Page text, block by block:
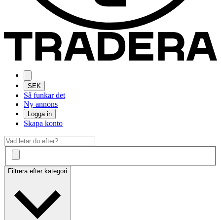
SEK
Så funkar det
Ny annons
Logga in
Skapa konto
Filtrera efter kategori